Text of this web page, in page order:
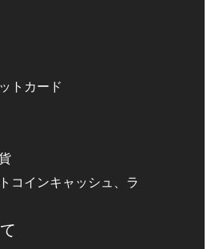
トカード
コインキャッシュ、ラ